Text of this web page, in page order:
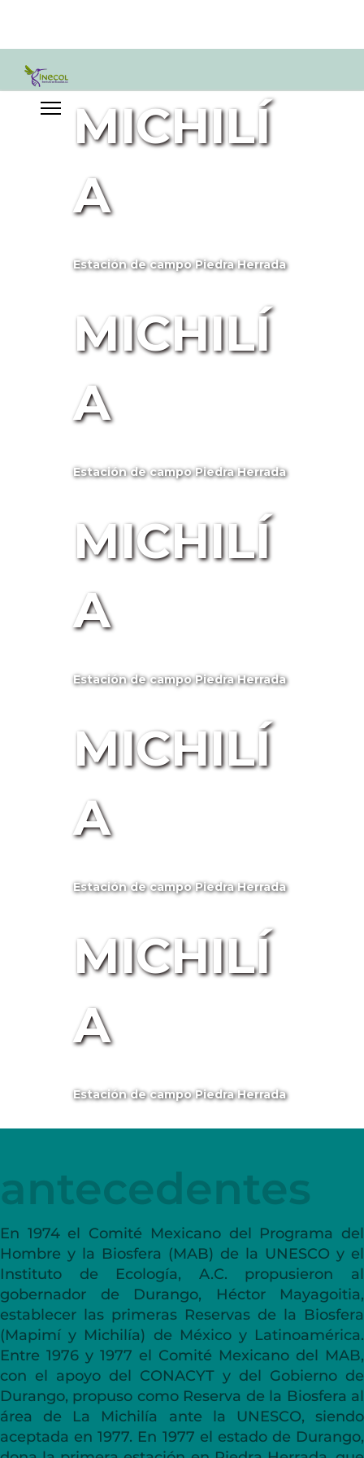
MICHILÍ
A
Estación de campo Piedra Herrada
MICHILÍ
A
Estación de campo Piedra Herrada
MICHILÍ
A
Estación de campo Piedra Herrada
MICHILÍ
A
Estación de campo Piedra Herrada
MICHILÍ
A
Estación de campo Piedra Herrada
antecedentes
En 1974 el Comité Mexicano del Programa del
Hombre y la Biosfera (MAB) de la UNESCO y el
Instituto de Ecología, A.C. propusieron al
gobernador de Durango, Héctor Mayagoitia,
establecer las primeras Reservas de la Biosfera
(Mapimí y Michilía) de México y Latinoamérica.
Entre 1976 y 1977 el Comité Mexicano del MAB,
con el apoyo del CONACYT y del Gobierno de
Durango, propuso como Reserva de la Biosfera al
área de La Michilía ante la UNESCO, siendo
aceptada en 1977. En 1977 el estado de Durango,